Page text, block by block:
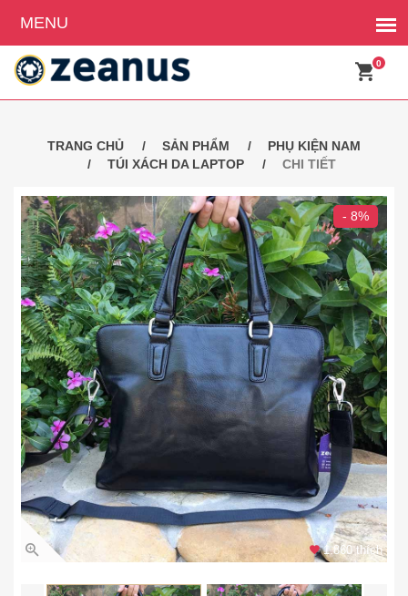
0
TRANG CHỦ SẢN PHẨM
PHỤ KIỆN NAM
TÚI XÁCH DA LAPTOP
CHI TIẾT
- 8%
1.860 thích